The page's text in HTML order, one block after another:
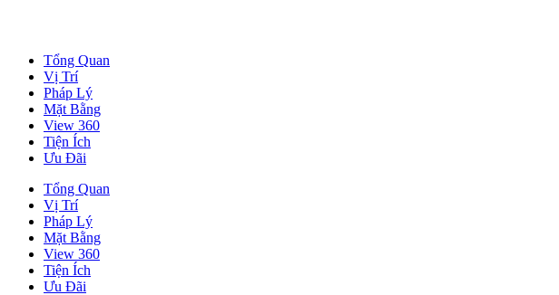
Tổng Quan
Vị Trí
Pháp Lý
Mặt Bằng
View 360
Tiện Ích
Ưu Đãi
Tổng Quan
Vị Trí
Pháp Lý
Mặt Bằng
View 360
Tiện Ích
Ưu Đãi